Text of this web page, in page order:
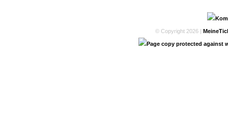
© Copyright 2026 |